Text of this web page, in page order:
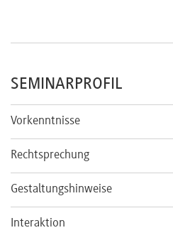
SEMINARPROFIL
Vorkenntnisse
Rechtsprechung
Gestaltungshinweise
Interaktion